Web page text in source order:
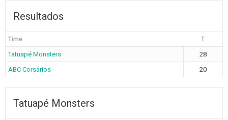
Resultados
Time T
Tatuapé Monsters
28
ABC Corsários
20
Tatuapé Monsters